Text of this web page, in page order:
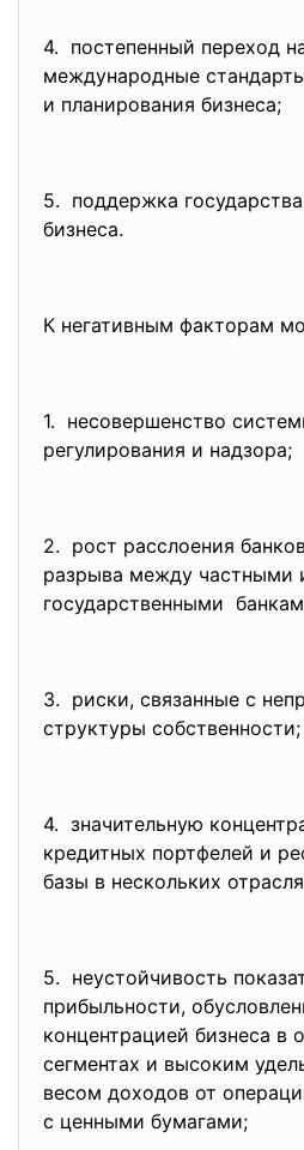
4. постепенный переход
международные
и планирования бизнеса;
5. поддержка государства
бизнеса.
К негативным факторам
1. несовершенство
регулирования и надзора;
2. рост расслоения
разрыва между частными
государственными
3. риски, связанные с
структуры собственности;
4. значительную
кредитных портфелей и
базы в нескольких
5. неустойчивость
прибыльности,
концентрацией бизнеса в
сегментах и высоким
весом доходов от
с ценными бумагами;